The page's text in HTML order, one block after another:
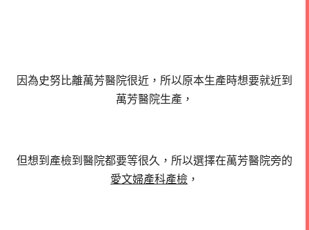
因為史努比離萬芳醫院很近，所以原本生產時想要就近到
萬芳醫院生產，
但想到產檢到醫院都要等很久，所以選擇在萬芳醫院旁的
愛文婦產科產檢 ，